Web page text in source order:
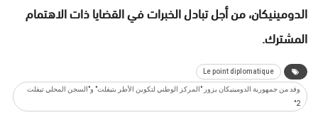
الدومينيكان، من أجل تبادل الخبرات في القضايا ذات الاهتمام
المشترك.
Le point diplomatique
وفد من جمهورية الدومينيكان يزور "المركز الوطني لتكوين الأطر بتيفلت" و"السجن المحلي تيفلت
2"